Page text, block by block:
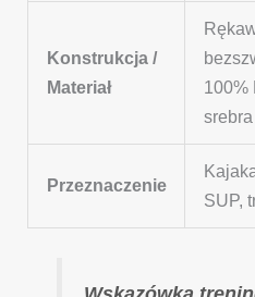
Konstrukcja /
Materiał
100%
srebra
Przeznaczenie
SUP,